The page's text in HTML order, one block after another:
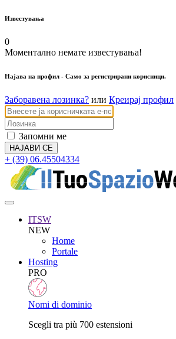
Известувања
0
Моментално немате известувања!
Најава на профил - Само за регистрирани корисници.
Заборавена лозинка? или Креирај профил
Запомни ме
+ (39) 06.45504334
ITSW
NEW
Home
Portale
Hosting
PRO
Nomi di dominio
Scegli tra più 700 estensioni